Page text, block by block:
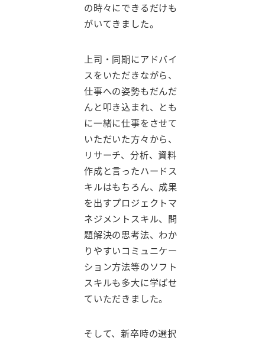
の時々にできるだけも
がいてきました。
上司・同期にアドバイ
スをいただきながら、
仕事への姿勢もだんだ
んと叩き込まれ、とも
に一緒に仕事をさせて
いただいた方々から、
リサーチ、分析、資料
作成と言ったハードス
キルはもちろん、成果
を出すプロジェクトマ
ネジメントスキル、問
題解決の思考法、わか
りやすいコミュニケー
ション方法等のソフト
スキルも多大に学ばせ
ていただきました。
そして、新卒時の選択